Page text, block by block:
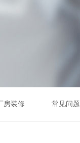
房装修 常见问题